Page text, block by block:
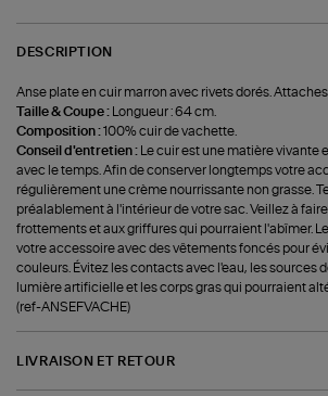
DESCRIPTION
Anse plate en cuir marron avec rivets dorés.
Taille & Coupe :
Longueur : 64 cm.
Composition :100% cuir de vachette.
Conseil d'entretien :
Le cuir est une matière vivante
avec le temps. Afin de conserver longtemps votre
régulièrement une crème nourrissante non grasse.
préalablement à l'intérieur de votre sac. Veillez à
frottements et aux griffures qui pourraient l'abîmer.
votre accessoire avec des vêtements foncés pour
couleurs. Évitez les contacts avec l'eau, les sources
lumière artificielle et les corps gras qui pourraient
(ref-ANSEFVACHE)
LIVRAISON ET RETOUR